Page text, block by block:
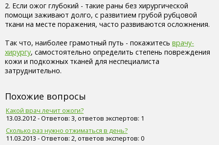
2. Если ожог глубокий - такие раны без хирургической
помощи заживают долго, с развитием грубой рубцовой
ткани на месте поражения, часто развиваются осложнения.
Так что, наиболее грамотный путь - покажитесь врачу-
хирургу, самостоятельно определить степень повреждения
кожи и подкожных тканей для неспециалиста
затруднительно.
Похожие вопросы
Какой врач лечит ожоги?
13.03.2012 - Ответов: 3, ответов экспертов: 1
Сколько раз нужно отжиматься в день?
11.03.2013 - Ответов: 2, ответов экспертов: 0